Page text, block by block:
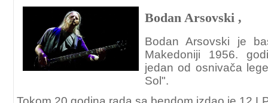
Bodan Arsovski ,
Bodan Arsovski je
Makedoniji 1956.
jedan od osnivača
Sol".